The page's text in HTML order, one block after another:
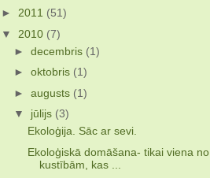
► 2011 (51)
▼ 2010 (7)
►decembris (1)
►oktobris (1)
►augusts (1)
▼ jūlijs (3)
Ekoloģija. Sāc ar sevi.
Ekoloģiskā domāšana- tikai viena no
kustībām, kas ...